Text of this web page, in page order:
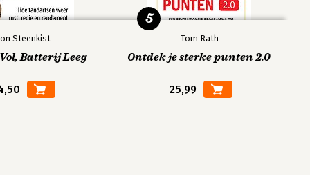
Steenkist
Batterij Leeg
Tom Rath
Ontdek je sterke punten 2.0
25,99
5